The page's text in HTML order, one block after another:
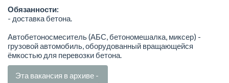
Обязанности:
- доставка бетона.
Автобетоносмеситель (АБС, бетономешалка, миксер) -
грузовой автомобиль, оборудованный вращающейся
ёмкостью для перевозки бетона.
Эта вакансия в архиве -